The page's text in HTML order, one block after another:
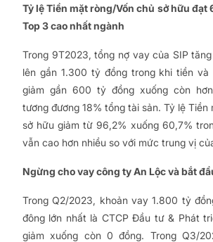
Tỷ lệ Tiền mặt ròng/Vốn chủ sở hữu đạt
Top 3 cao nhất ngành
Trong 9T2023, tổng nợ vay của SIP
lên gần 1.300 tỷ đồng trong khi tiền và
giảm gần 600 tỷ đồng xuống còn
tương đương 18% tổng tài sản. Tỷ lệ Tiền
sở hữu giảm từ 96,2% xuống 60,7%
vẫn cao hơn nhiều so với mức trung vị
Ngừng cho vay công ty An Lộc và bắt
Trong Q2/2023, khoản vay 1.800 tỷ
đông lớn nhất là CTCP Đầu tư & Phát
giảm xuống còn 0 đồng. Trong Q3/